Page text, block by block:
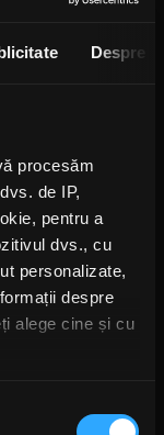
Despre
procesăm
de IP,
pentru a
dvs., cu
personalizate,
despre
alege cine și cu
Uneori
seama că
întâmplă și